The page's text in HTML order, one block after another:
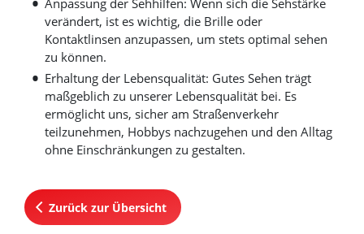
Anpassung der Sehhilfen: Wenn sich die Sehstärke
verändert, ist es wichtig, die Brille oder
Kontaktlinsen anzupassen, um stets optimal sehen
zu können.
Erhaltung der Lebensqualität: Gutes Sehen trägt
maßgeblich zu unserer Lebensqualität bei. Es
ermöglicht uns, sicher am Straßenverkehr
teilzunehmen, Hobbys nachzugehen und den Alltag
ohne Einschränkungen zu gestalten.
Zurück zur Übersicht